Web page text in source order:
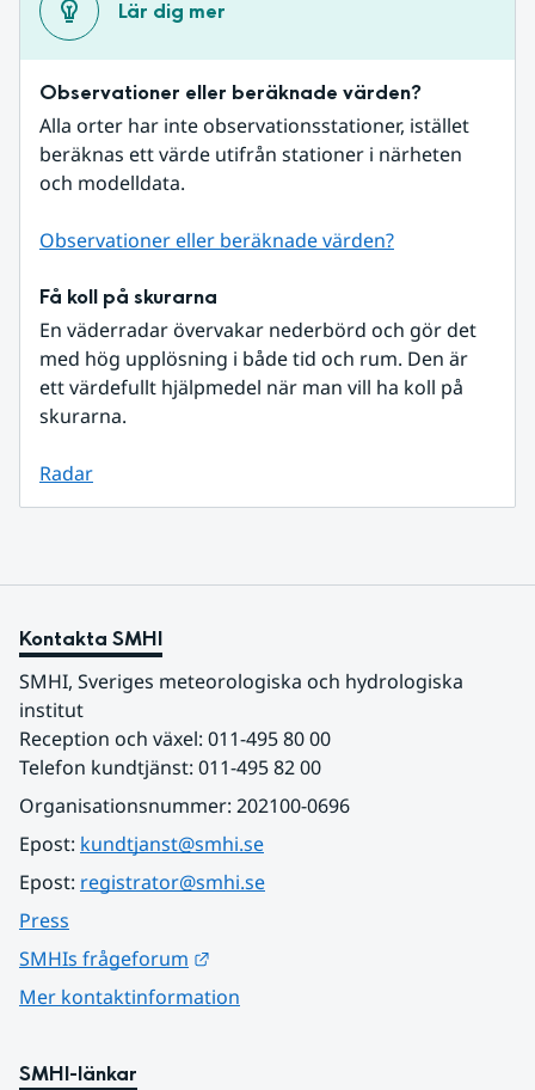
Lär dig mer
Observationer eller beräknade värden?
Alla orter har inte observationsstationer, istället
beräknas ett värde utifrån stationer i närheten
och modelldata.
Observationer eller beräknade värden?
Få koll på skurarna
En väderradar övervakar nederbörd och gör det
med hög upplösning i både tid och rum. Den är
ett värdefullt hjälpmedel när man vill ha koll på
skurarna.
Radar
Kontakta SMHI
SMHI, Sveriges meteorologiska och hydrologiska
institut
Reception och växel: 011-495 80 00
Telefon kundtjänst: 011-495 82 00
Organisationsnummer: 202100-0696
Epost: kundtjanst@smhi.se
Epost: registrator@smhi.se
Press
SMHIs frågeforum
Mer kontaktinformation
SMHI-länkar